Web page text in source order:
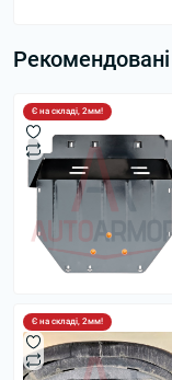
Є на складі, 2мм!
Є на складі, 2мм!